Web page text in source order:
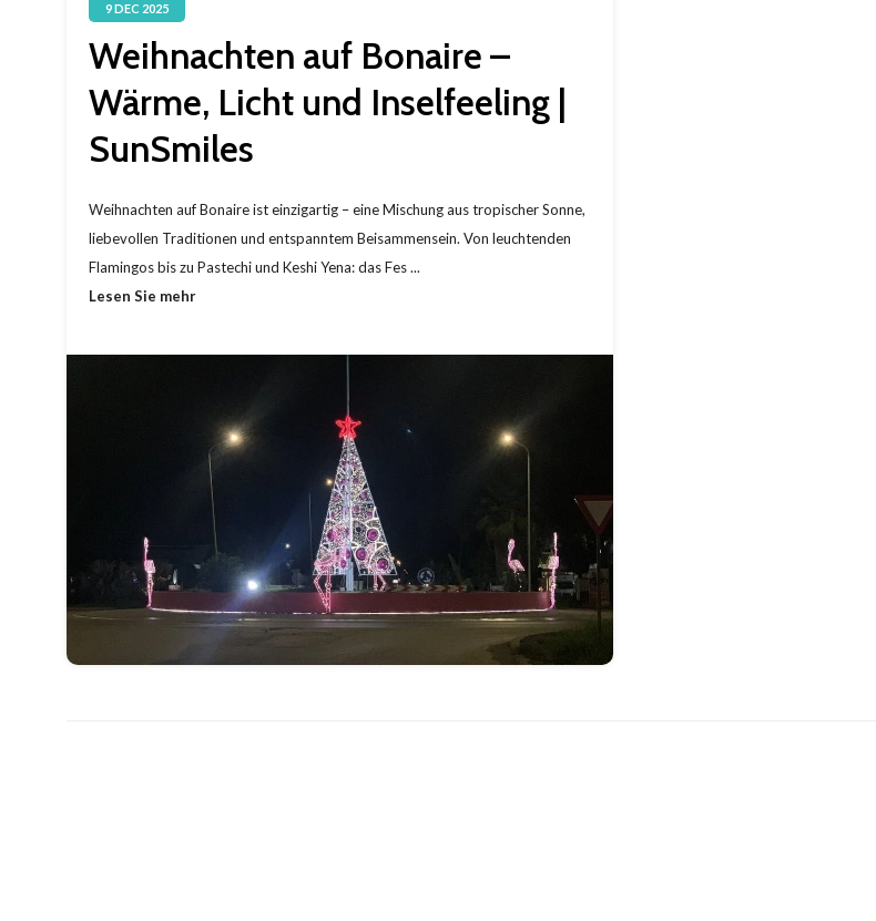
9 DEC 2025
Weihnachten auf Bonaire –
Wärme, Licht und Inselfeeling |
SunSmiles
Weihnachten auf Bonaire ist einzigartig – eine Mischung aus tropischer Sonne,
liebevollen Traditionen und entspanntem Beisammensein. Von leuchtenden
Flamingos bis zu Pastechi und Keshi Yena: das Fes ...
Lesen Sie mehr